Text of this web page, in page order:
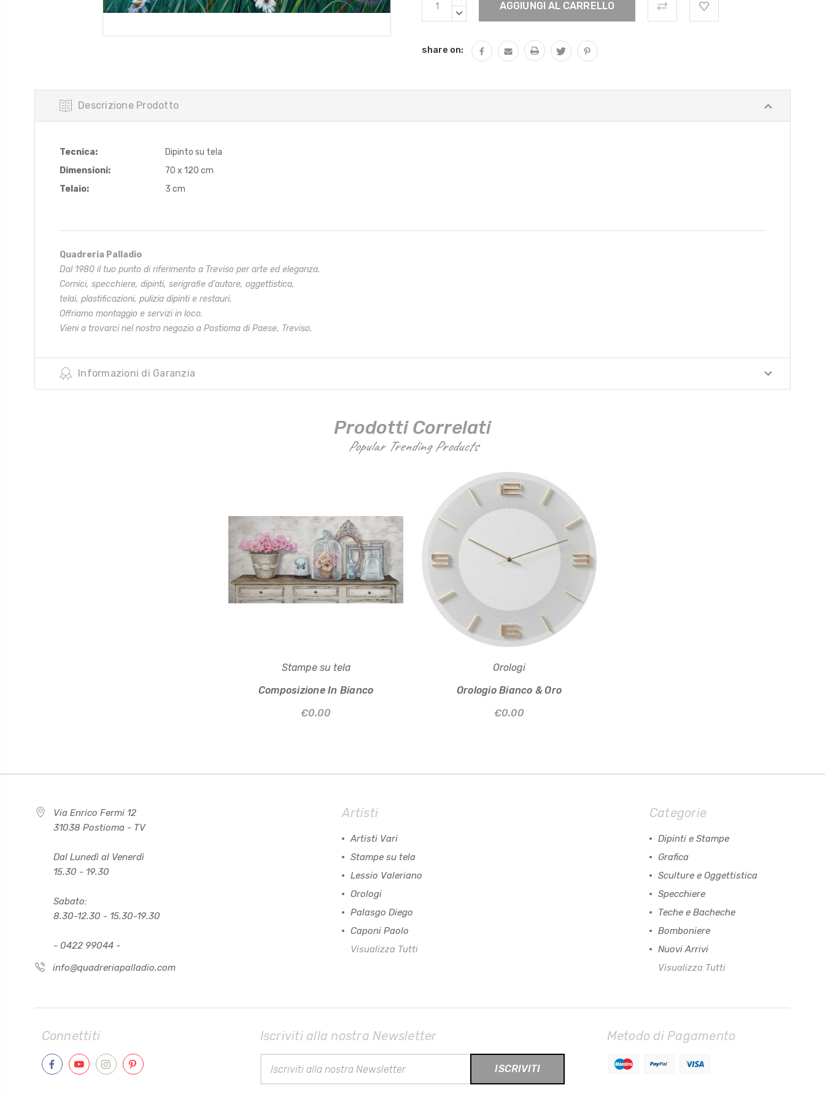
Attuale:DIMINUIRE
share on:
Descrizione Prodotto
Tecnica:
Dipinto su tela
Dimensioni:
70 x 120 cm
Telaio:
3 cm
Quadreria Palladio
Dal 1980 il tuo punto di riferimento a Treviso per arte ed eleganza.
Cornici, specchiere, dipinti, serigrafie d’autore, oggettistica,
telai, plastificazioni, pulizia dipinti e restauri.
Offriamo montaggio e servizi in loco.
Vieni a trovarci nel nostro negozio a Postioma di Paese, Treviso.
Informazioni di Garanzia
Prodotti Correlati
Popular Trending Products
Stampe su tela
Composizione In Bianco
€0.00
Orologi
Orologio Bianco & Oro
€0.00
Via Enrico Fermi 12
31038 Postioma - TV
Dal Lunedì al Venerdì
15.30 - 19.30
Sabato:
8.30-12.30 - 15.30-19.30
- 0422 99044 -
info@quadreriapalladio.com
Artisti
Artisti Vari
Stampe su tela
Lessio Valeriano
Orologi
Palasgo Diego
Caponi Paolo
Visualizza Tutti
Categorie
Dipinti e Stampe
Grafica
Sculture e Oggettistica
Specchiere
Teche e Bacheche
Bomboniere
Nuovi Arrivi
Visualizza Tutti
Connettiti Iscriviti alla nostra Newsletter
Email
Metodo di Pagamento